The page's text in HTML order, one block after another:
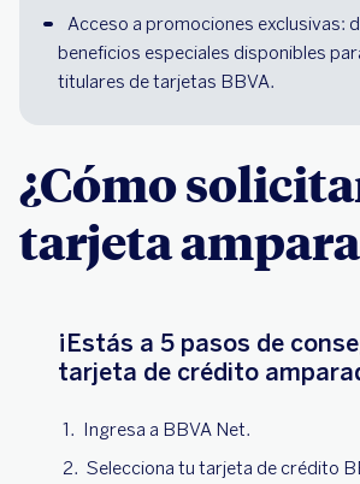
Acceso a promociones exclusivas:
beneficios especiales disponibles
titulares de tarjetas BBVA.
¿Cómo
tarjeta
¡Estás a 5 pasos de
tarjeta de crédito
Ingresa a BBVA Net.
Selecciona tu tarjeta de crédito